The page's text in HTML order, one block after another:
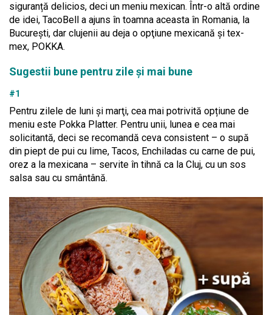
siguranță delicios, deci un meniu mexican. Într-o altă ordine
de idei, TacoBell a ajuns în toamna aceasta în Romania, la
Bucureşti, dar clujenii au deja o opţiune mexicană şi tex-
mex, POKKA.
Sugestii bune pentru zile și mai bune
#1
Pentru zilele de luni și marţi, cea mai potrivită opțiune de
meniu este Pokka Platter. Pentru unii, lunea e cea mai
solicitantă, deci se recomandă ceva consistent – o supă
din piept de pui cu lime, Tacos, Enchiladas cu carne de pui,
orez a la mexicana – servite în tihnă ca la Cluj, cu un sos
salsa sau cu smântână.